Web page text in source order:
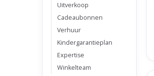
Uitverkoop
Cadeaubonnen
Verhuur
Kindergarantieplan
Expertise
Winkelteam